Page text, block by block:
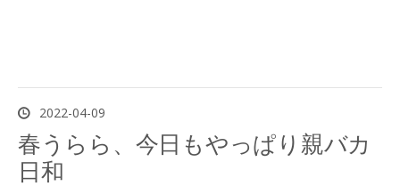
2022-04-09
春うらら、今日もやっぱり親バカ
日和